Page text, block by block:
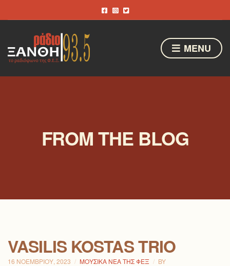
MENU
FROM THE BLOG
VASILIS KOSTAS TRIO
16 ΝΟΕΜΒΡΊΟΥ, 2023 ΜΟΥΣΙΚΆ ΝΈΑ ΤΗΣ ΦΕΞ BY